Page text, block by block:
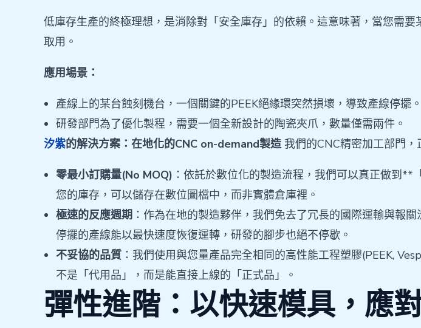
低庫存生產的終極理想，是消除對「安全庫存」的依賴。這意味著，當您需
取用。
應用場景：
產線上的某台蝕刻機台，一個關鍵的PEEK絕緣環突然損壞，導致產線停擺。
研發部門為了優化製程，需要一個全新設計的陶瓷夾爪，數量僅需兩件。
汐紫的解決方案：在地化的CNC on-demand製造我們的CNC精密加工部門，
零最小訂購量(No MOQ) ：依託於數位化的製造流程，我們可以真正做到
您的庫存，可以儲存在數位圖檔中，而非實體倉庫裡。
極速的反應週期 ：作為在地的製造夥伴，我們免去了冗長的國際運輸與報
停擺的產線能以最快速度恢復運轉，研發的腳步也絕不停歇。
不妥協的品質 ：我們使用與您量產品完全相同的高性能工程塑膠(PEEK,
不是「代用品」，而是能直接上線的「正式品」。
彈性進階：以快速模具，應